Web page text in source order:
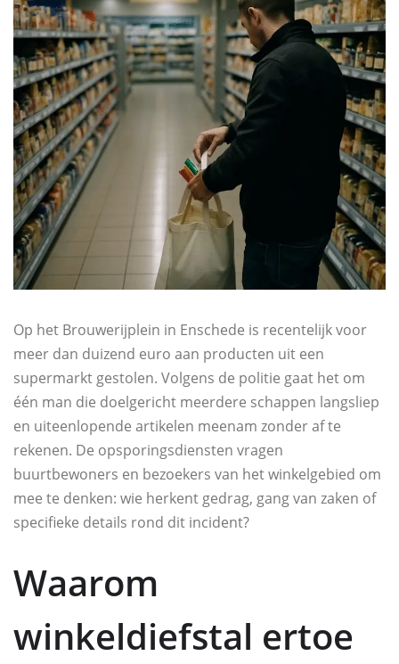
Op het Brouwerijplein in Enschede is recentelijk voor
meer dan duizend euro aan producten uit een
supermarkt gestolen. Volgens de politie gaat het om
één man die doelgericht meerdere schappen langsliep
en uiteenlopende artikelen meenam zonder af te
rekenen. De opsporingsdiensten vragen
buurtbewoners en bezoekers van het winkelgebied om
mee te denken: wie herkent gedrag, gang van zaken of
specifieke details rond dit incident?
Waarom
winkeldiefstal ertoe